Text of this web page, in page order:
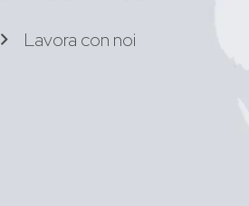
Lavora con noi